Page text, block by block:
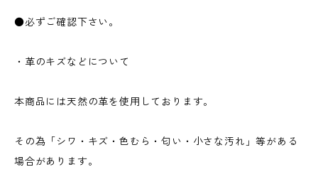
●必ずご確認下さい。
・革のキズなどについて
本商品には天然の革を使用しております。
その為「シワ・キズ・色むら・匂い・小さな汚れ」等がある
場合があります。